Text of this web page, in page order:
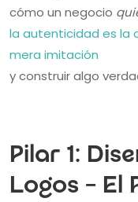
cómo un negocio
la autenticidad es la
mera imitación
y construir algo
Pilar 1:
Logos – El